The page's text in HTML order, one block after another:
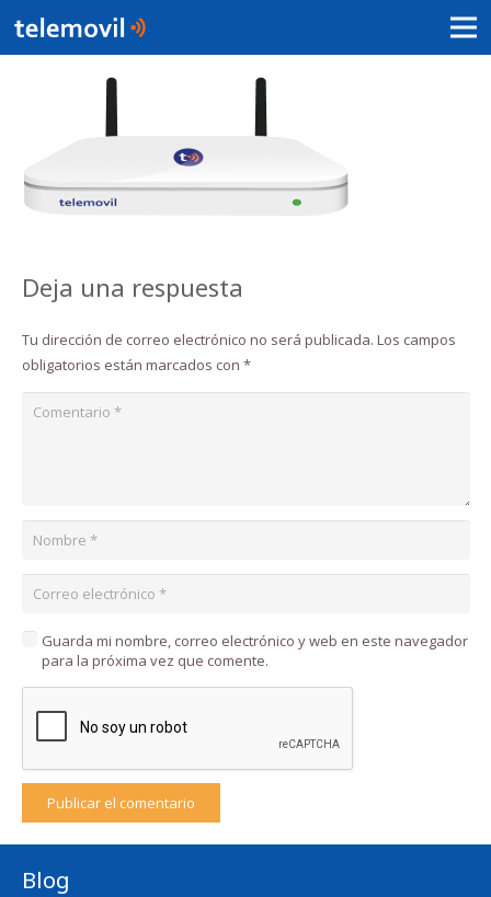
Deja una respuesta
Tu dirección de correo electrónico no será publicada. Los campos
obligatorios están marcados con *
Guarda mi nombre, correo electrónico y web en este navegador
para la próxima vez que comente.
Publicar el comentario
Blog